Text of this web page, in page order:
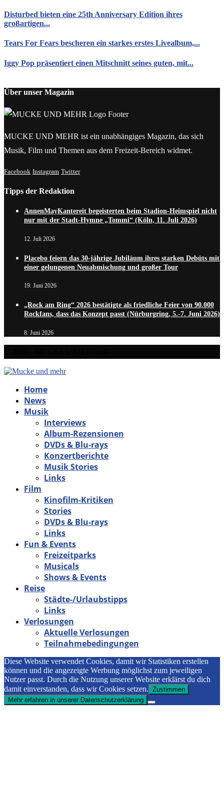
Disturbed bieten eine 25th Anniversary Edition ihres
großartigen...
Tears For Fears bescheren ein starkes erstes Livealbum,...
Iggy Pop präsentiert einen Mitschnitt seines guten, mit...
Über unser Magazin
MUCKE UND MEHR ist ein unabhängiges Magazin, das sich
Musik, Film und Themen aus dem Freizeit-Bereich widmet.
Facebook Instagram Twitter
Tipps der Redaktion
AnnenMayKantereit begeisterten beim Stadion-Heimspiel nicht
nur mit der Stadt-Hymne „Tommi“ (Köln, 11. Juli 2026)
12. Juli 2026
Placebo feiern das 30-jährige Jubiläum ihres starken Debüts mit
einer gelungenen Neuabmischung und großer Tour
19. Juni 2026
„Rock am Ring“ 2026 bestätigte als friedliche Feier von 90.000
Rockfans, dass das Konzept passt (Nürburgring, 5.-7. Juni 2026)
8. Juni 2026
Home
News
Musik
Interviews
Album-Rezensionen
DVDs & Blu-rays
Konzertberichte
Musik Stories
Links
Film
Kinofilm-Kritiken
Stories
DVDs & Blu-rays
Links
Fun & Events
Freizeitparks
Musicals
Shows & Events
Reise
Städte-/Urlaubstipps
Links
Verlosungen
Aktuelle Verlosungen
Teilnahmebedingungen
Diese Website verwendet Cookies, damit wir Statistiken erstellen
können und die angezeigte Werbung möglichst zum jeweiligen
Nutzer passt. Durch die Nutzung unserer Website erklärst du dich
damit einverstanden, dass wir Cookies setzen. Zustimmen
Mehr erfahren in unserer Datenschutzerklärung